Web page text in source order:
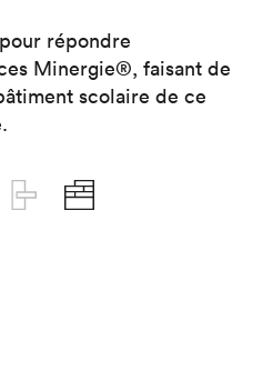
répondre
Minergie®, faisant de
scolaire de ce